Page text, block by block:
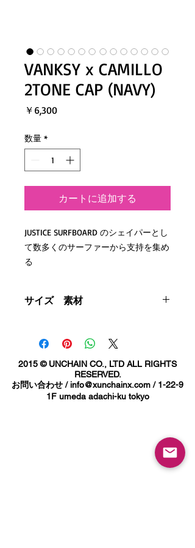
VANKSY x CAMILLO
2TONE CAP (NAVY)
￥6,300価
数量 *
カートに追加する
JUSTICE SURFBOARD のシェイパーとし
て数多くのサーファーから支持を集め
る
サイド、バックにはCamillo と VANKSY
の
オリジナルロゴの刺繍入り。
サイズ 素材
サイズ - フリー
ONE SIZE FIT ALL
2015 © UNCHAIN CO., LTD ALL RIGHTS
RESERVED.
お問い合わせ / info@xunchainx.com/ 1-22-9
1F umeda adachi-ku tokyo